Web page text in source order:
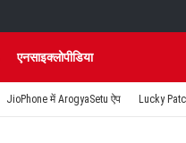
एनसाइक्लोपीडिया
JioPhone में ArogyaSetu ऐप Lucky